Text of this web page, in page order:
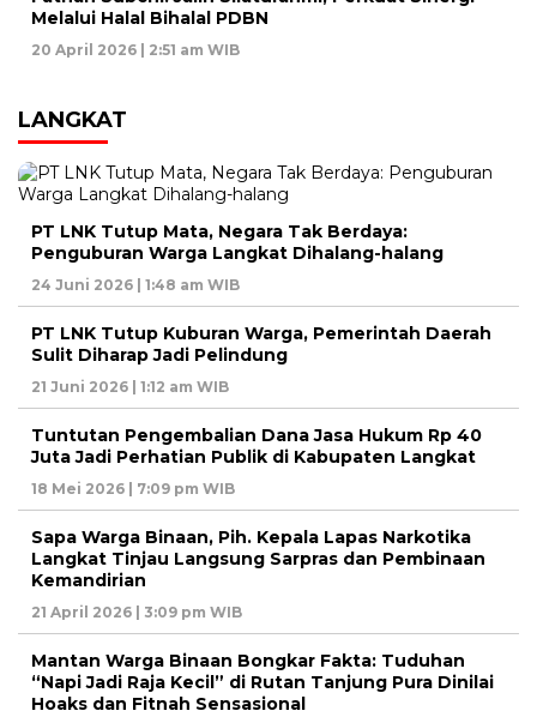
Melalui Halal Bihalal PDBN
20 April 2026 | 2:51 am WIB
LANGKAT
PT LNK Tutup Mata, Negara Tak Berdaya:
Penguburan Warga Langkat Dihalang-halang
24 Juni 2026 | 1:48 am WIB
PT LNK Tutup Kuburan Warga, Pemerintah Daerah
Sulit Diharap Jadi Pelindung
21 Juni 2026 | 1:12 am WIB
Tuntutan Pengembalian Dana Jasa Hukum Rp 40
Juta Jadi Perhatian Publik di Kabupaten Langkat
18 Mei 2026 | 7:09 pm WIB
Sapa Warga Binaan, Pih. Kepala Lapas Narkotika
Langkat Tinjau Langsung Sarpras dan Pembinaan
Kemandirian
21 April 2026 | 3:09 pm WIB
Mantan Warga Binaan Bongkar Fakta: Tuduhan
“Napi Jadi Raja Kecil” di Rutan Tanjung Pura Dinilai
Hoaks dan Fitnah Sensasional